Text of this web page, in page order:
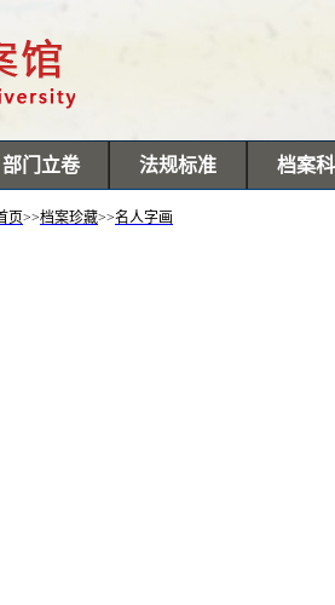
部门立卷 法规标准 档案
页>>档案珍藏>>名人字画